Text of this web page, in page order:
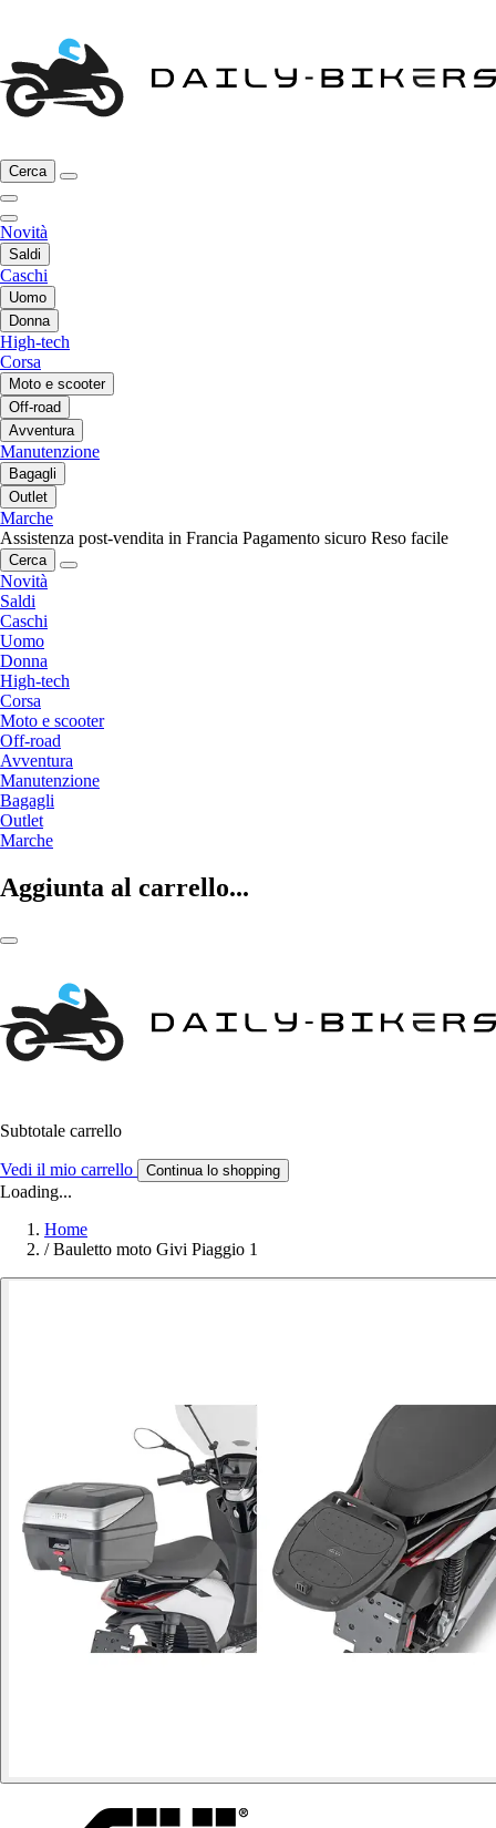
Cerca
Novità
Saldi
Caschi
Uomo
Donna
High-tech
Corsa
Moto e scooter
Off-road
Avventura
Manutenzione
Bagagli
Outlet
Marche
Assistenza post-vendita in Francia Pagamento sicuro Reso facile
Cerca
Novità
Saldi
Caschi
Uomo
Donna
High-tech
Corsa
Moto e scooter
Off-road
Avventura
Manutenzione
Bagagli
Outlet
Marche
Aggiunta al carrello...
Subtotale carrello
Vedi il mio carrello Continua lo shopping
Loading...
Home
/ Bauletto moto Givi Piaggio 1